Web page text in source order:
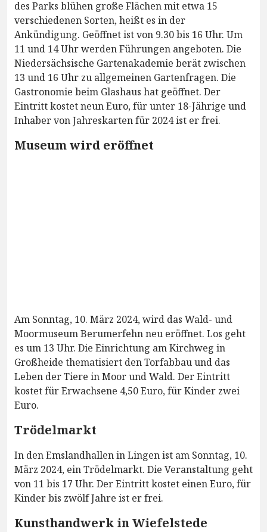
des Parks blühen große Flächen mit etwa 15
verschiedenen Sorten, heißt es in der
Ankündigung. Geöffnet ist von 9.30 bis 16 Uhr. Um
11 und 14 Uhr werden Führungen angeboten. Die
Niedersächsische Gartenakademie berät zwischen
13 und 16 Uhr zu allgemeinen Gartenfragen. Die
Gastronomie beim Glashaus hat geöffnet. Der
Eintritt kostet neun Euro, für unter 18-Jährige und
Inhaber von Jahreskarten für 2024 ist er frei.
Museum wird eröffnet
Am Sonntag, 10. März 2024, wird das Wald- und
Moormuseum Berumerfehn neu eröffnet. Los geht
es um 13 Uhr. Die Einrichtung am Kirchweg in
Großheide thematisiert den Torfabbau und das
Leben der Tiere in Moor und Wald. Der Eintritt
kostet für Erwachsene 4,50 Euro, für Kinder zwei
Euro.
Trödelmarkt
In den Emslandhallen in Lingen ist am Sonntag, 10.
März 2024, ein Trödelmarkt. Die Veranstaltung geht
von 11 bis 17 Uhr. Der Eintritt kostet einen Euro, für
Kinder bis zwölf Jahre ist er frei.
Kunsthandwerk in Wiefelstede